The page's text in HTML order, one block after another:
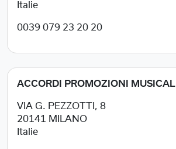
Italie
0039 079 23 20 20
ACCORDI PROMOZIONI MUSICALI
VIA G. PEZZOTTI, 8
20141
MILANO
Italie